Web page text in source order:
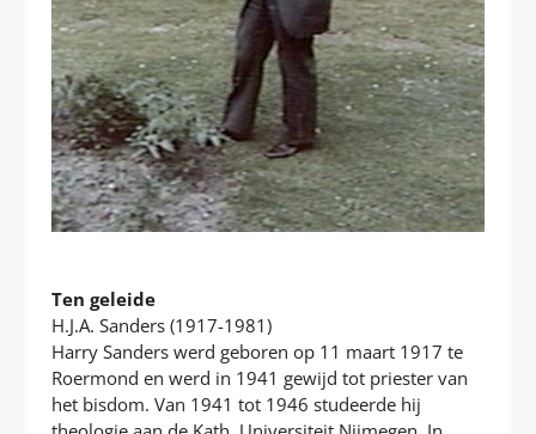
Ten geleide
H.J.A. Sanders (1917-1981)
Harry Sanders werd geboren op 11 maart 1917 te
Roermond en werd in 1941 gewijd tot priester van
het bisdom. Van 1941 tot 1946 studeerde hij